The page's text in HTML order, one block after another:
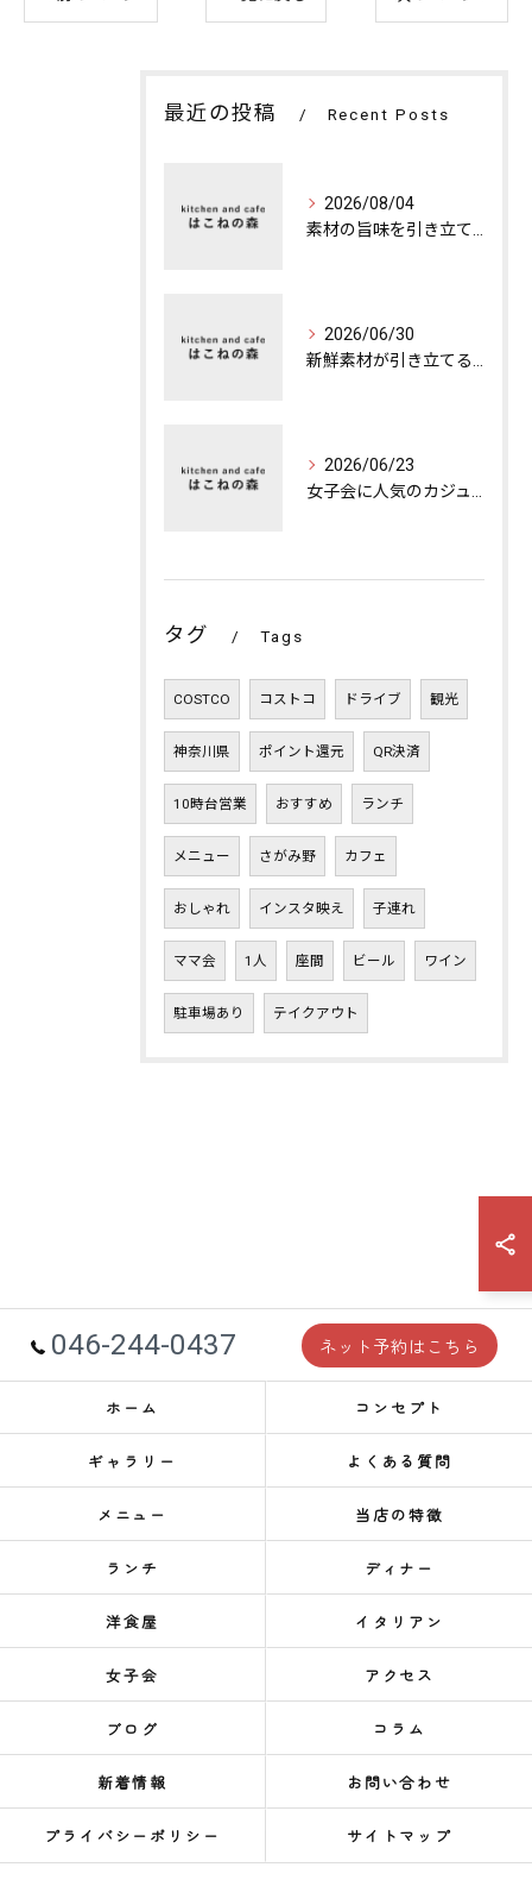
最近の投稿 Recent Posts
2026/08/04
2026/06/30
2026/06/23
タグ Tags
COSTCO コストコ ドライブ 観光
神奈川県 ポイント還元 QR決済
10時台営業 おすすめ ランチ
メニュー さがみ野 カフェ
おしゃれ インスタ映え 子連れ
ママ会 1人 座間 ビール ワイン
駐車場あり テイクアウト
046-244-0437 ネット予約はこちら
ホーム コンセプト
ギャラリー よくある質問
メニュー 当店の特徴
ランチ ディナー
洋食屋 イタリアン
女子会 アクセス
ブログ コラム
新着情報 お問い合わせ
プライバシーポリシー サイトマップ